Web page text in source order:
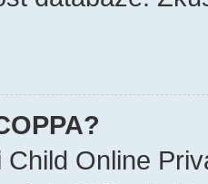
Child Online